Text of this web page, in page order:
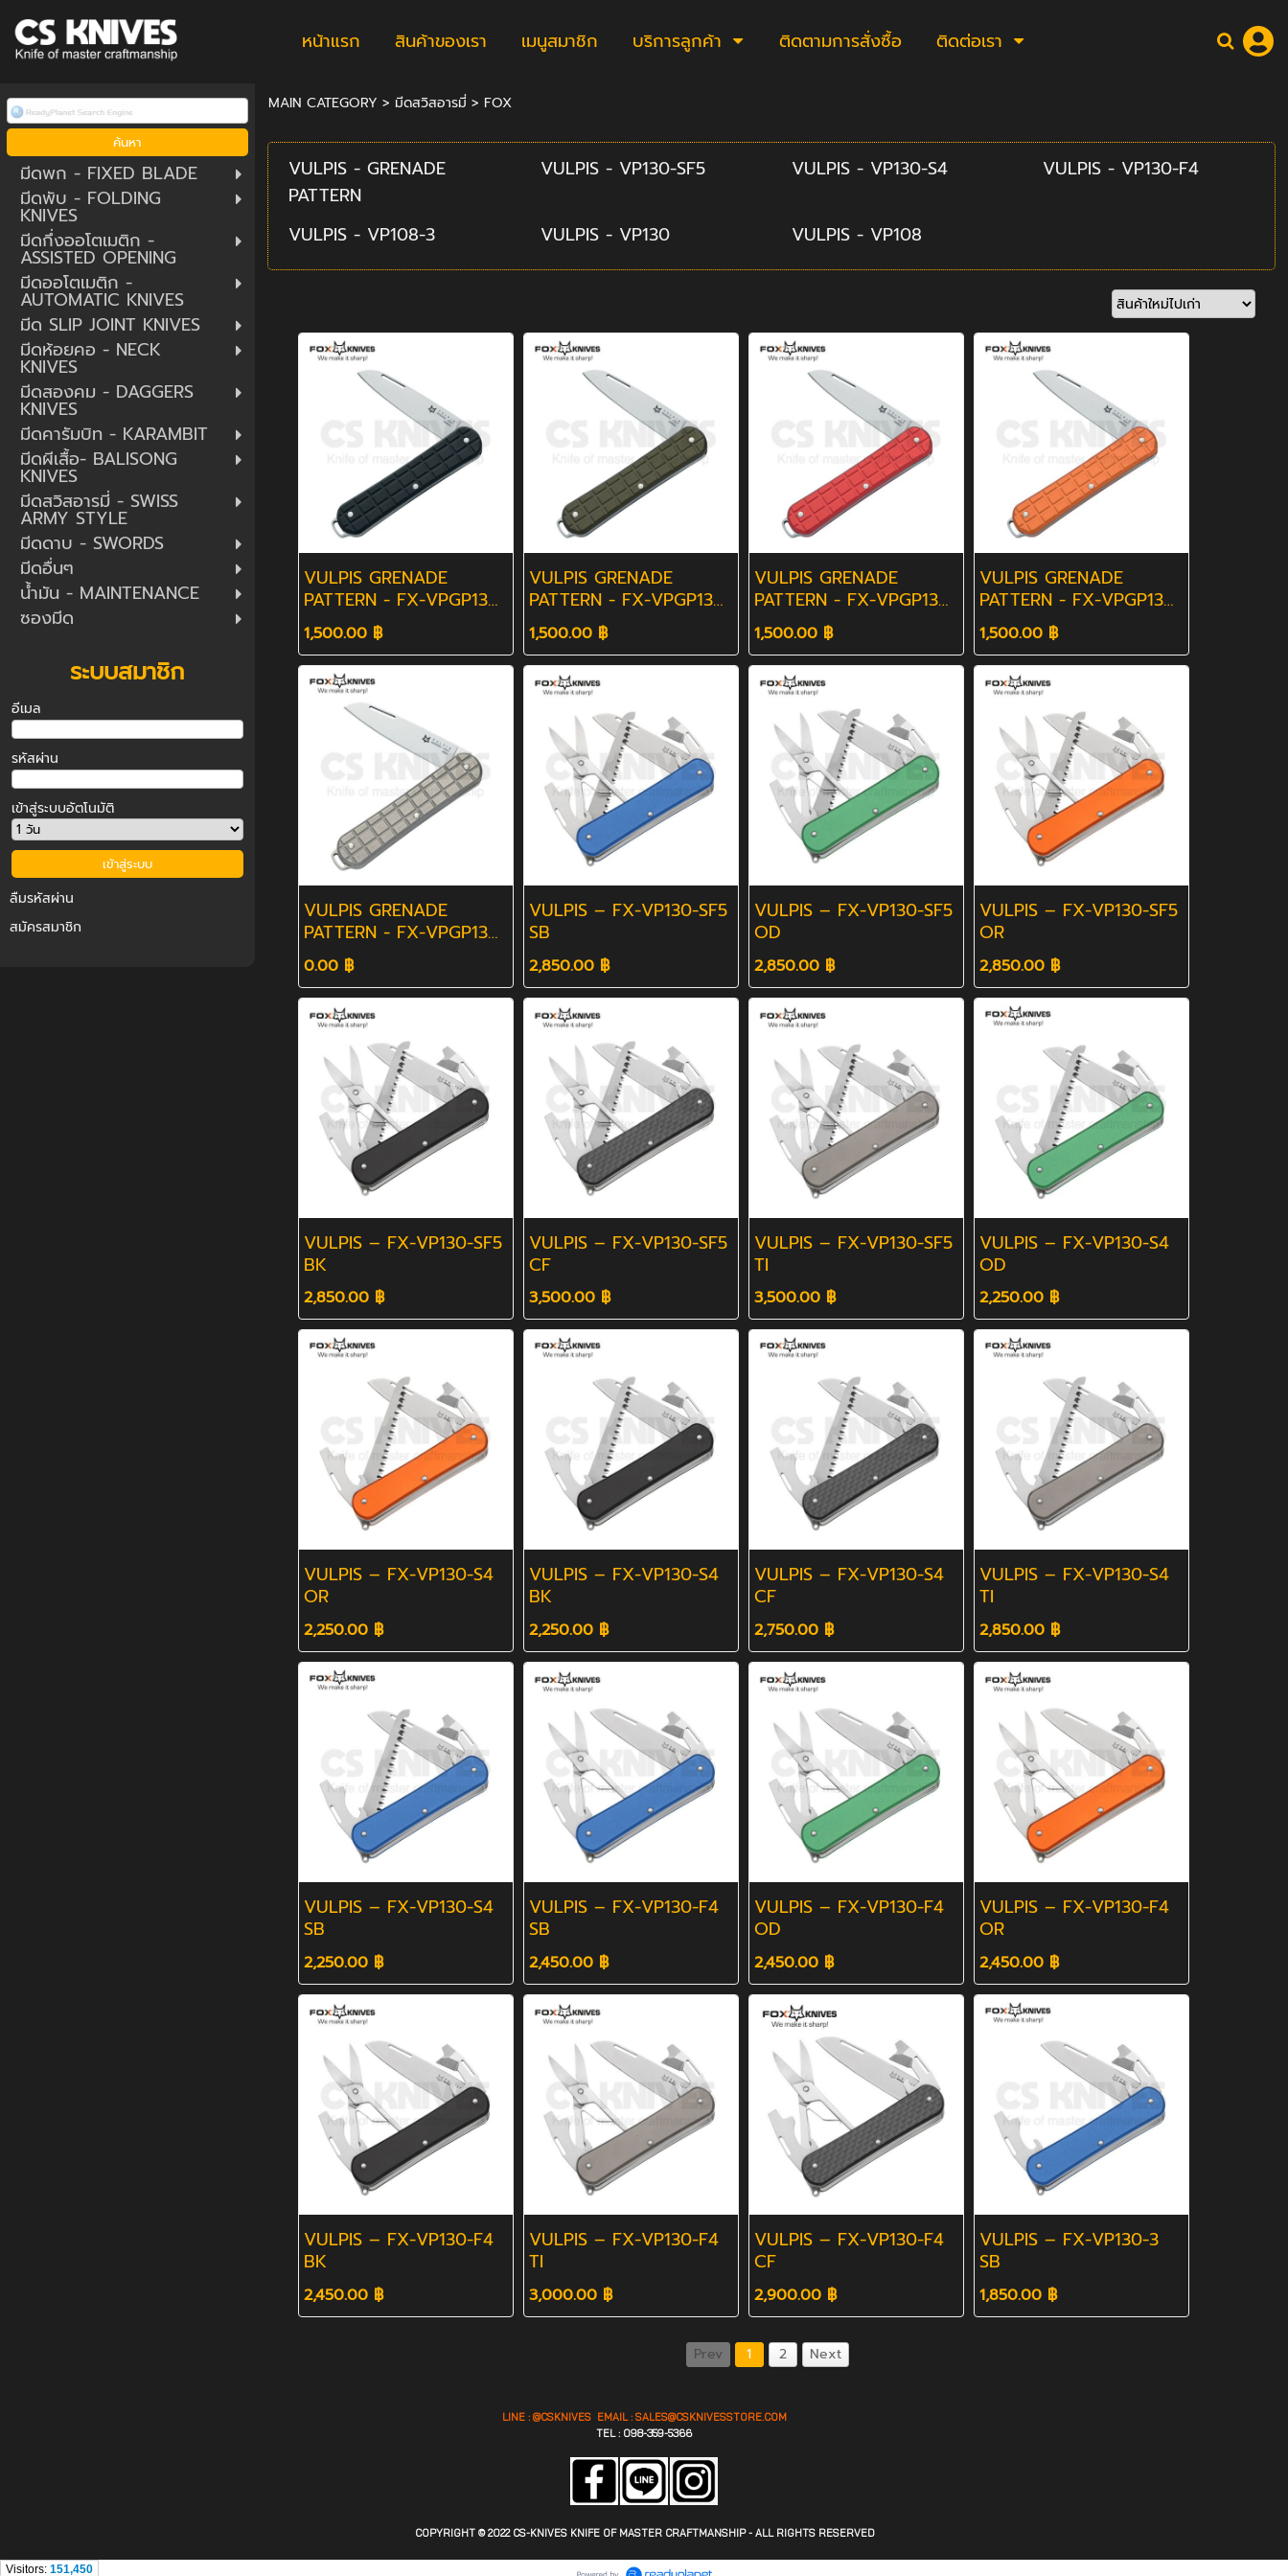
หน้าแรก สินค้าของเรา เมนูสมาชิก บริการลูกค้า ติดตามการสั่งซื้อ ติดต่อเรา
มีดพก - FIXED BLADE
มีดพับ - FOLDING
KNIVES
มีดกึ่งออโตเมติก -
ASSISTED OPENING
มีดออโตเมติก -
AUTOMATIC KNIVES
มีด SLIP JOINT KNIVES
มีดห้อยคอ - NECK
KNIVES
มีดสองคม - DAGGERS
KNIVES
มีดคารัมบิท - KARAMBIT
มีดผีเสื้อ- BALISONG
KNIVES
มีดสวิสอารมี่ - SWISS
ARMY STYLE
มีดดาบ - SWORDS
มีดอื่นๆ
น้ำมัน - MAINTENANCE
ซองมีด
ระบบสมาชิก
อีเมล
รหัสผ่าน
เข้าสู่ระบบอัตโนมัติ
ลืมรหัสผ่าน
สมัครสมาชิก
MAIN CATEGORY > มีดสวิสอารมี่ > FOX
VULPIS - GRENADE
PATTERN
VULPIS - VP130-SF5 VULPIS - VP130-S4 VULPIS - VP130-F4
VULPIS - VP108-3 VULPIS - VP130 VULPIS - VP108
VULPIS GRENADE
PATTERN - FX-VPGP130
BK
1,500.00 ฿
VULPIS GRENADE
PATTERN - FX-VPGP130
MG
1,500.00 ฿
VULPIS GRENADE
PATTERN - FX-VPGP130
RD
1,500.00 ฿
VULPIS GRENADE
PATTERN - FX-VPGP130
OR
1,500.00 ฿
VULPIS GRENADE
PATTERN - FX-VPGP130
TI
0.00 ฿
VULPIS – FX-VP130-SF5
SB
2,850.00 ฿
VULPIS – FX-VP130-SF5
OD
2,850.00 ฿
VULPIS – FX-VP130-SF5
OR
2,850.00 ฿
VULPIS – FX-VP130-SF5
BK
2,850.00 ฿
VULPIS – FX-VP130-SF5
CF
3,500.00 ฿
VULPIS – FX-VP130-SF5
TI
3,500.00 ฿
VULPIS – FX-VP130-S4
OD
2,250.00 ฿
VULPIS – FX-VP130-S4
OR
2,250.00 ฿
VULPIS – FX-VP130-S4
BK
2,250.00 ฿
VULPIS – FX-VP130-S4
CF
2,750.00 ฿
VULPIS – FX-VP130-S4
TI
2,850.00 ฿
VULPIS – FX-VP130-S4
SB
2,250.00 ฿
VULPIS – FX-VP130-F4
SB
2,450.00 ฿
VULPIS – FX-VP130-F4
OD
2,450.00 ฿
VULPIS – FX-VP130-F4
OR
2,450.00 ฿
VULPIS – FX-VP130-F4
BK
2,450.00 ฿
VULPIS – FX-VP130-F4
TI
3,000.00 ฿
VULPIS – FX-VP130-F4
CF
2,900.00 ฿
VULPIS – FX-VP130-3
SB
1,850.00 ฿
Prev 1 2 Next
LINE : @CSKNIVES EMAIL : SALES@CSKNIVESSTORE.COM
TEL : 098-359-5366
COPYRIGHT © 2022 CS-KNIVES KNIFE OF MASTER CRAFTMANSHIP - ALL RIGHTS RESERVED
Visitors: 151,450